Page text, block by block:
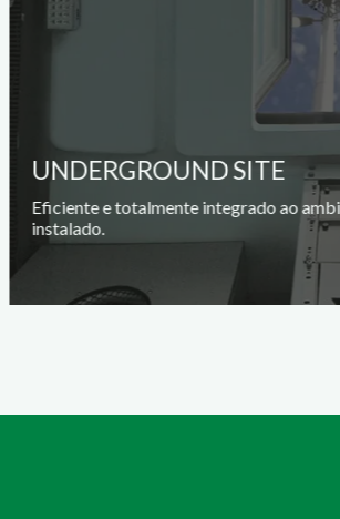
UNDERGROUND SITE
Eficiente e totalmente integrado ao
instalado.